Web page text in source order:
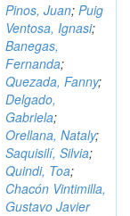
Pinos, Juan; Puig
Ventosa, Ignasi;
Banegas,
Fernanda;
Quezada, Fanny;
Delgado,
Gabriela;
Orellana, Nataly;
Saquisilí, Silvia;
Quindi, Toa;
Chacón Vintimilla,
Gustavo Javier